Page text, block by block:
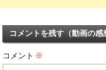
コメントを残す（動画の感
コメント ※